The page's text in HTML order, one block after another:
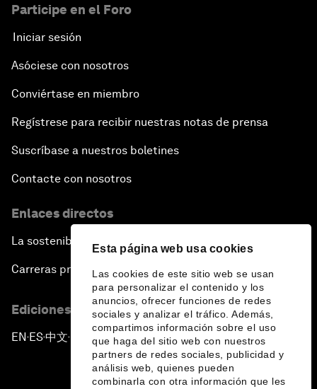
Esta página web usa cookies
Las cookies de este sitio web se usan
para personalizar el contenido y los
anuncios, ofrecer funciones de redes
sociales y analizar el tráfico. Además,
compartimos información sobre el uso
que haga del sitio web con nuestros
partners de redes sociales, publicidad y
análisis web, quienes pueden
combinarla con otra información que les
Participe en el Foro
Iniciar sesión
Asóciese con nosotros
Conviértase en miembro
Regístrese para recibir nuestras notas de prensa
Suscríbase a nuestros boletines
Contacte con nosotros
Enlaces directos
La sostenibilidad en el Foro
Carreras profesionales
Ediciones en otros idiomas
EN ▪ES▪中文▪ 日本語